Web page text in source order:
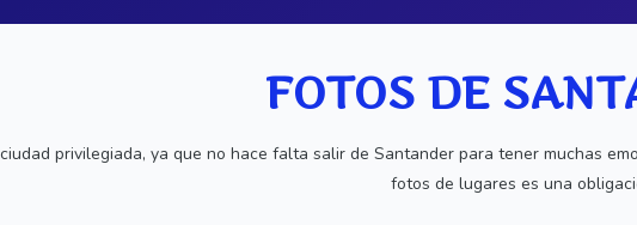
FOTOS DE
privilegiada, ya que no hace falta salir de Santander para tener muchas
fotos de lugares es una